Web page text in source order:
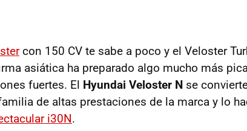
con 150 CV te sabe a poco y el Veloster
asiática ha preparado algo mucho más
fuertes. El Hyundai Veloster N se
de altas prestaciones de la marca y lo
i30N.